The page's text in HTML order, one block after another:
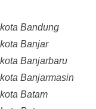
Bandung
Banjar
Banjarbaru
Banjarmasin
Batam